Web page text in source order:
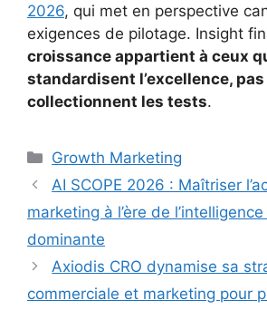
2026, qui met en perspective
exigences de pilotage. Insight
croissance appartient à ceux
standardisent l’excellence,
collectionnent les tests.
Catégories
Growth Marketing
AI SCOPE 2026 : Maîtriser
marketing à l’ère de
dominante
Axiodis CRO dynamise sa
commerciale et marketing pour